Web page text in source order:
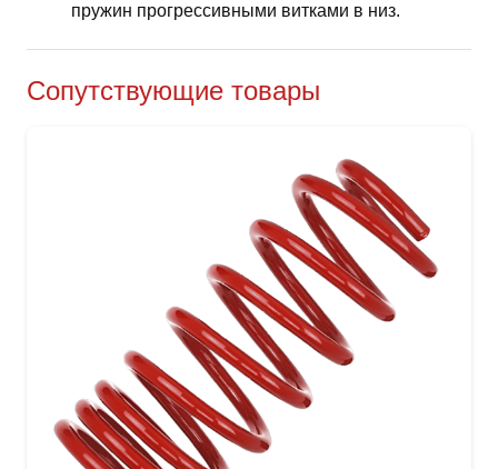
пружин прогрессивными витками в низ.
Сопутствующие товары